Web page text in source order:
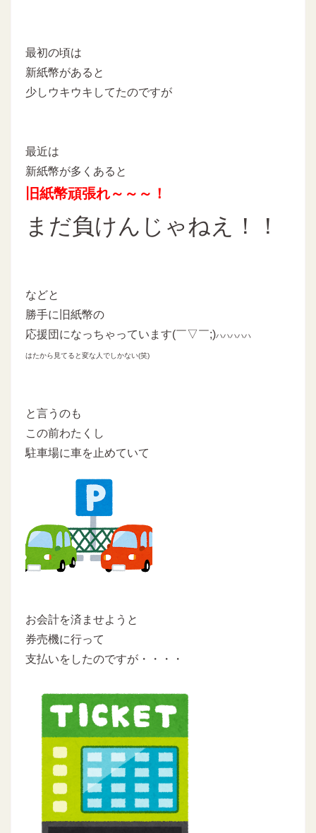
最初の頃は
新紙幣があると
少しウキウキしてたのですが
最近は
新紙幣が多くあると
旧紙幣頑張れ～～～！
まだ負けんじゃねえ！！
などと
勝手に旧紙幣の
応援団になっちゃっています(￣▽￣;)ハハハハハ
はたから見てると変な人でしかない(笑)
と言うのも
この前わたくし
駐車場に車を止めていて
お会計を済ませようと
券売機に行って
支払いをしたのですが・・・・